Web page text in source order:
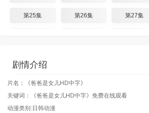
第25集 第26集 第27集
第41集 第42集 第43集
剧情介绍
片名：《爸爸是女儿HD中字》
关键词：《爸爸是女儿HD中字》免费在线观看
动漫类别:日韩动漫